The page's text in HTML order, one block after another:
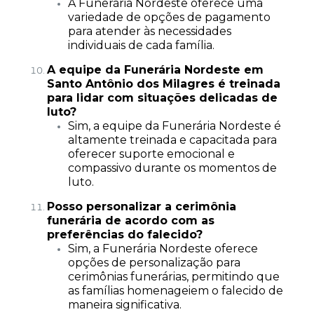
A Funerária Nordeste oferece uma
variedade de opções de pagamento
para atender às necessidades
individuais de cada família.
A equipe da Funerária Nordeste em
Santo Antônio dos Milagres é treinada
para lidar com situações delicadas de
luto?
Sim, a equipe da Funerária Nordeste é
altamente treinada e capacitada para
oferecer suporte emocional e
compassivo durante os momentos de
luto.
Posso personalizar a cerimônia
funerária de acordo com as
preferências do falecido?
Sim, a Funerária Nordeste oferece
opções de personalização para
cerimônias funerárias, permitindo que
as famílias homenageiem o falecido de
maneira significativa.